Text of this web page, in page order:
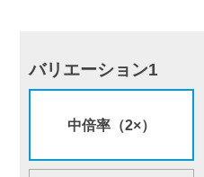
バリエーション1
中倍率（2×）